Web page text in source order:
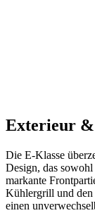
Exterieur &
Die E-Klasse
Design, das
markante
Kühlergrill und den
einen